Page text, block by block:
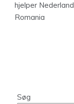
hjelper
Romania
Søg